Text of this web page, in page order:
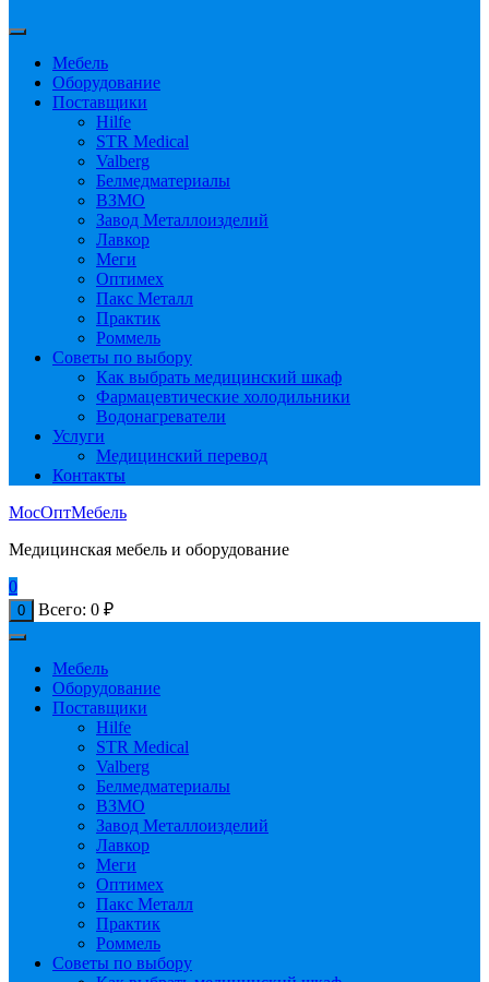
Мебель
Оборудование
Поставщики
Hilfe
STR Medical
Valberg
Белмедматериалы
ВЗМО
Завод Металлоизделий
Лавкор
Меги
Оптимех
Пакс Металл
Практик
Роммель
Советы по выбору
Как выбрать медицинский шкаф
Фармацевтические холодильники
Водонагреватели
Услуги
Медицинский перевод
Контакты
МосОптМебель
Медицинская мебель и оборудование
0
0 Всего: 0 ₽
Мебель
Оборудование
Поставщики
Hilfe
STR Medical
Valberg
Белмедматериалы
ВЗМО
Завод Металлоизделий
Лавкор
Меги
Оптимех
Пакс Металл
Практик
Роммель
Советы по выбору